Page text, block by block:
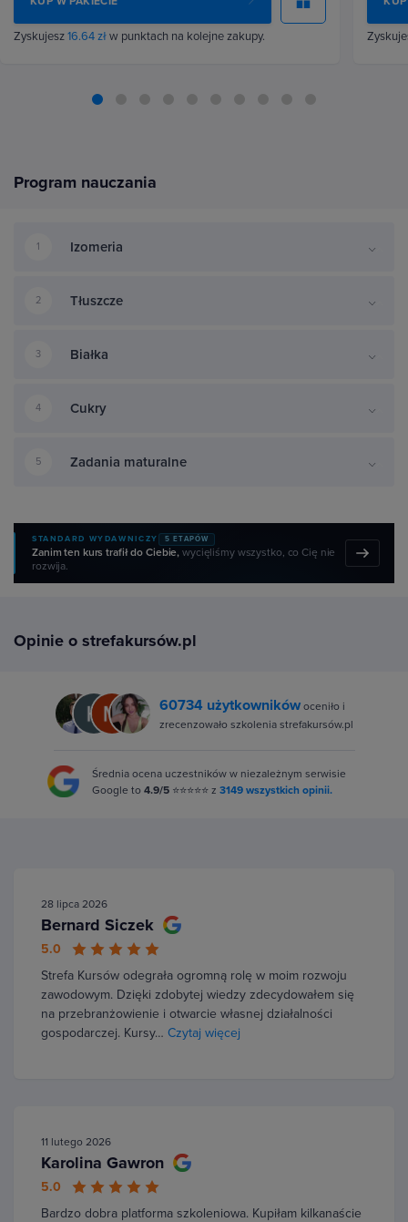
Zyskujesz16.64 złw punktach na kolejne zakupy.
Program nauczania
1 Izomeria
2 Tłuszcze
3 Białka
4 Cukry
5 Zadania maturalne
STANDARD WYDAWNICZY 5 ETAPÓW
Zanim ten kurs trafił do Ciebie,wycięliśmy wszystko, co Cię nie
rozwija.
Opinie o strefakursów.pl
60734 użytkownikówoceniło i
zrecenzowało szkolenia strefakursów.pl
Średnia ocena uczestników w niezależnym serwisie
Google to 4.9/5 ⭐⭐⭐⭐⭐ z 3149 wszystkich opinii.
28 lipca 2026
Bernard Siczek
5.0
Strefa Kursów odegrała ogromną rolę w moim rozwoju
zawodowym. Dzięki zdobytej wiedzy zdecydowałem się
na przebranżowienie i otwarcie własnej działalności
gospodarczej. Kursy… Czytaj więcej
11 lutego 2026
Karolina Gawron
5.0
Bardzo dobra platforma szkoleniowa. Kupiłam kilkanaście